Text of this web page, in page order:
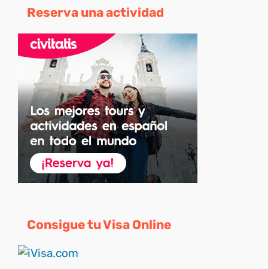
Reserva una actividad
Consigue tu Visa Online